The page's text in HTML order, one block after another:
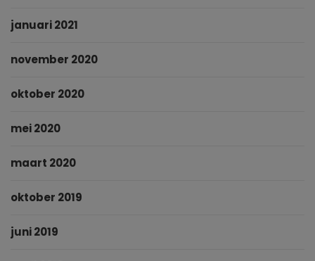
januari 2021
november 2020
oktober 2020
mei 2020
maart 2020
oktober 2019
juni 2019